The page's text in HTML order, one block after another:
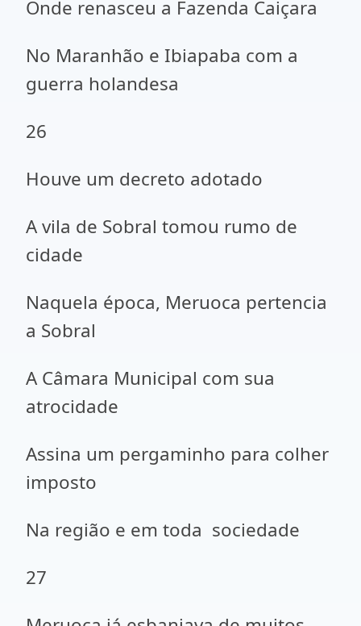
Onde renasceu a Fazenda Caiçara
No Maranhão e Ibiapaba com a
guerra holandesa
26
Houve um decreto adotado
A vila de Sobral tomou rumo de
cidade
Naquela época, Meruoca pertencia
a Sobral
A Câmara Municipal com sua
atrocidade
Assina um pergaminho para colher
imposto
Na região e em toda sociedade
27